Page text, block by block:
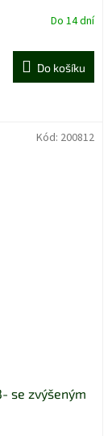
Do 14 dní
Do košíku
se zvýšeným
Kód: 200812